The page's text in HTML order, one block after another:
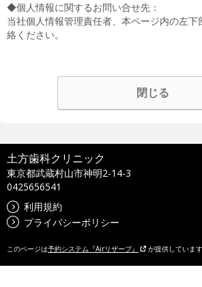
◆個人情報に関するお問い合せ先：
当社個人情報管理責任者、本ページ内の左下
絡ください。
閉じる
土方歯科クリニック
東京都武蔵村山市神明2-14-3
0425656541
利用規約
プライバシーポリシー
このページは予約システム『Airリザーブ』 が提供しています